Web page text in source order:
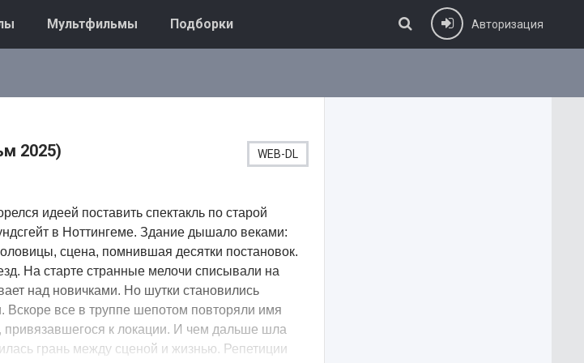
Мультфильмы Подборки Авторизация
2025) WEB-DL
идеей поставить спектакль по старой
в Ноттингеме. Здание дышало веками:
сцена, помнившая десятки постановок.
На старте странные мелочи списывали на
над новичками. Но шутки становились
все в труппе шепотом повторяли имя
привязавшегося к локации. И чем дальше шла
грань между сценой и жизнью. Репетиции